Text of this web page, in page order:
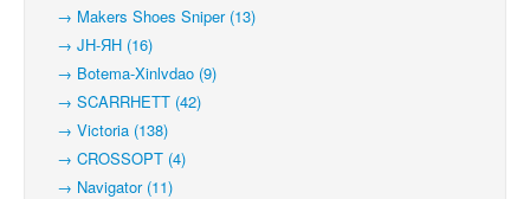
→ Makers Shoes Sniper (13)
→ JH-ЯН (16)
→ Botema-Xinlvdao (9)
→ SCARRHETT (42)
→ Victoria (138)
→ CROSSOPT (4)
→ Navigator (11)